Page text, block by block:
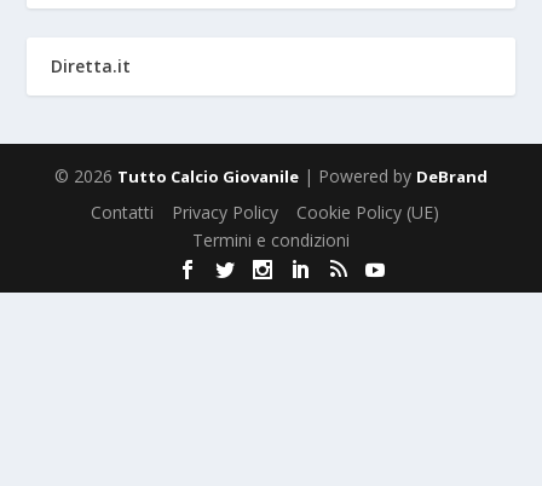
Diretta.it
© 2026 Tutto Calcio Giovanile | Powered by DeBrand
Contatti Privacy Policy
Cookie Policy (UE)
Termini e condizioni